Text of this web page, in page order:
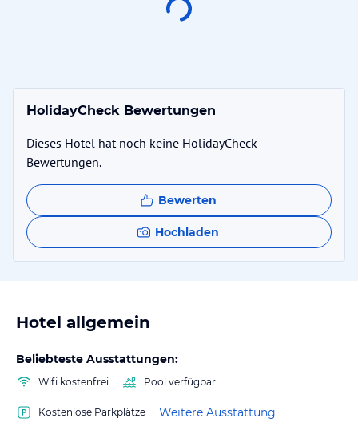
HolidayCheck Bewertungen
Dieses Hotel hat noch keine HolidayCheck
Bewertungen.
Bewerten
Hochladen
Hotel allgemein
Beliebteste Ausstattungen:
Wifi kostenfrei Pool verfügbar
Kostenlose Parkplätze Weitere Ausstattung